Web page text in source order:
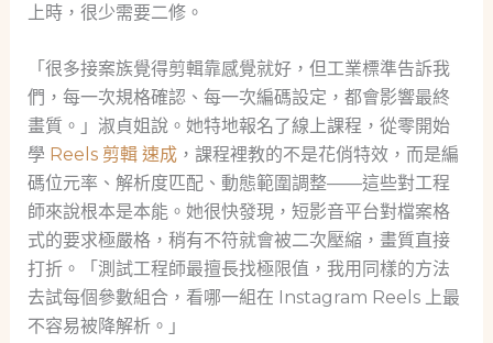
上時，很少需要二修。
「很多接案族覺得剪輯靠感覺就好，但工業標準告訴我
們，每一次規格確認、每一次編碼設定，都會影響最終
畫質。」淑貞姐說。她特地報名了線上課程，從零開始
學 Reels 剪輯 速成，課程裡教的不是花俏特效，而是編
碼位元率、解析度匹配、動態範圍調整——這些對工程
師來說根本是本能。她很快發現，短影音平台對檔案格
式的要求極嚴格，稍有不符就會被二次壓縮，畫質直接
打折。「測試工程師最擅長找極限值，我用同樣的方法
去試每個參數組合，看哪一組在 Instagram Reels 上最
不容易被降解析。」